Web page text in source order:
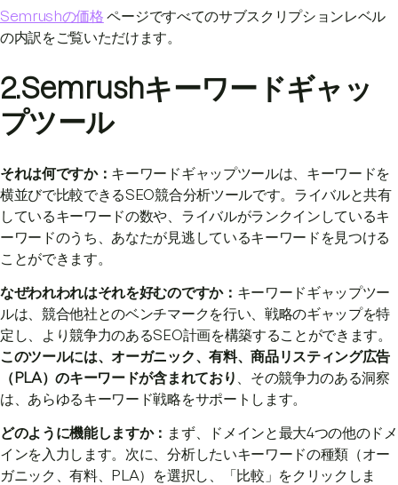
Semrushの価格 ページですべてのサブスクリプションレベル
の内訳をご覧いただけます。
2.Semrushキーワードギャッ
プツール
それは何ですか： キーワードギャップツールは、キーワードを
横並びで比較できるSEO競合分析ツールです。ライバルと共有
しているキーワードの数や、ライバルがランクインしているキ
ーワードのうち、あなたが見逃しているキーワードを見つける
ことができます。
なぜわれわれはそれを好むのですか： キーワードギャップツー
ルは、競合他社とのベンチマークを行い、戦略のギャップを特
定し、より競争力のあるSEO計画を構築することができます。
このツールには、オーガニック、有料、商品リスティング広告
（PLA）のキーワードが含まれており
、その競争力のある洞察
は、あらゆるキーワード戦略をサポートします。
どのように機能しますか： まず、ドメインと最大4つの他のドメ
インを入力します。次に、分析したいキーワードの種類（オー
ガニック、有料、PLA）を選択し、「比較」をクリックしま